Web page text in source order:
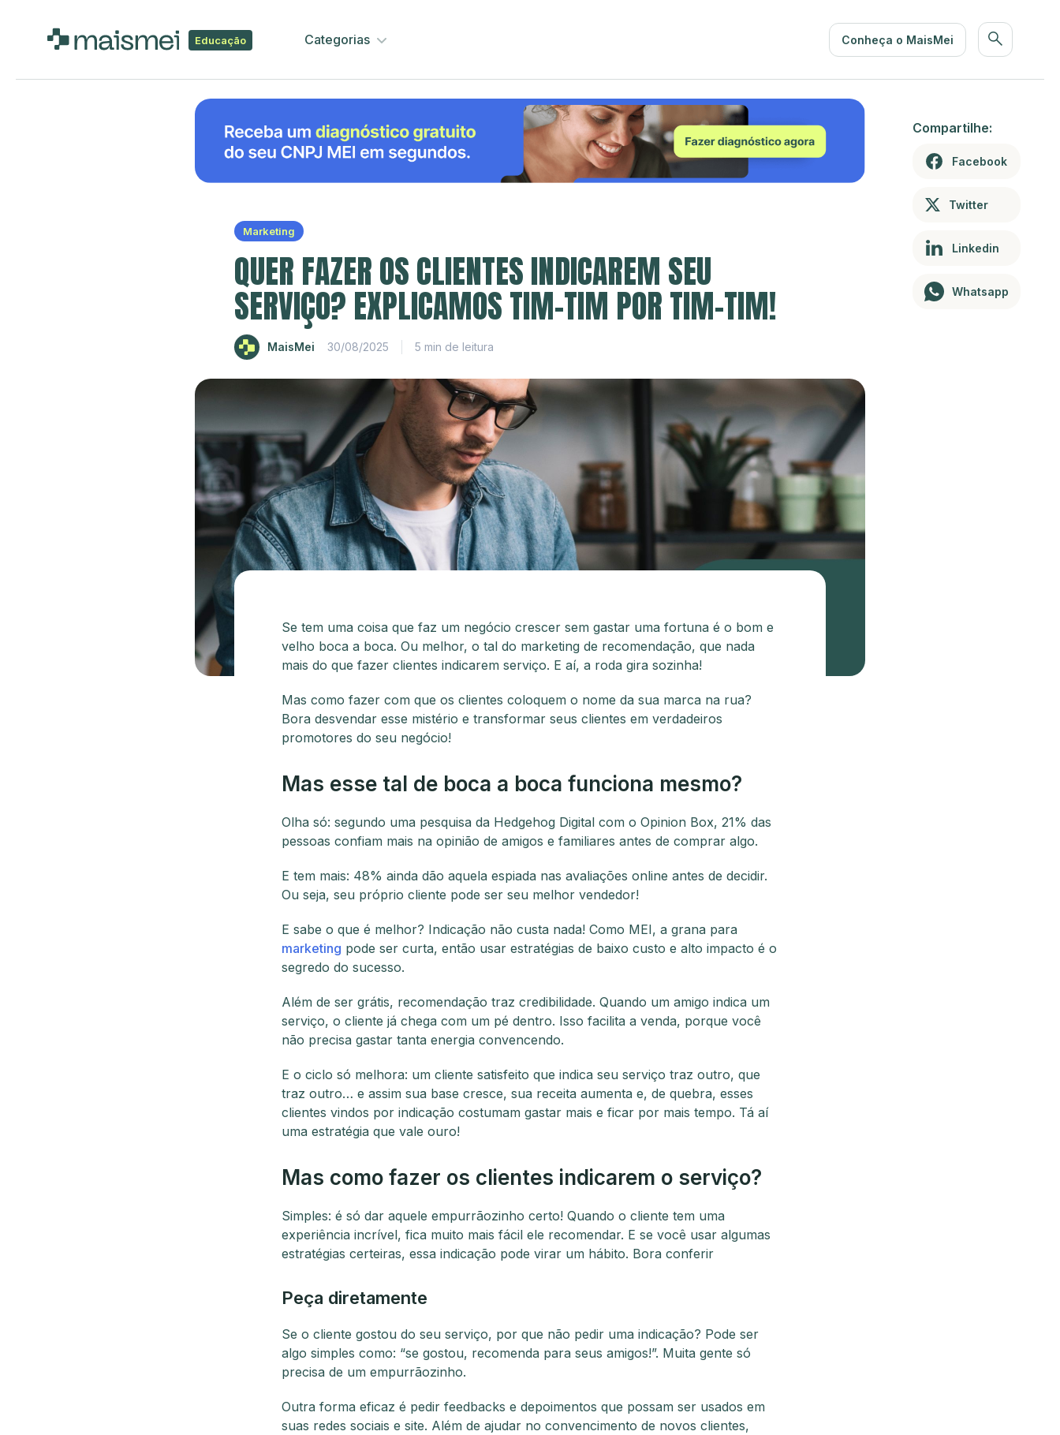
Educação Categorias Conheça o MaisMei
Marketing
QUER FAZER OS CLIENTES INDICAREM SEU
SERVIÇO? EXPLICAMOS TIM-TIM POR TIM-TIM!
MaisMei 30/08/2025 5 min de leitura
Se tem uma coisa que faz um negócio crescer sem gastar uma fortuna é o bom e
velho boca a boca. Ou melhor, o tal do marketing de recomendação, que nada
mais do que fazer clientes indicarem serviço. E aí, a roda gira sozinha!
Mas como fazer com que os clientes coloquem o nome da sua marca na rua?
Bora desvendar esse mistério e transformar seus clientes em verdadeiros
promotores do seu negócio!
Mas esse tal de boca a boca funciona mesmo?
Olha só: segundo uma pesquisa da Hedgehog Digital com o Opinion Box, 21% das
pessoas confiam mais na opinião de amigos e familiares antes de comprar algo.
E tem mais: 48% ainda dão aquela espiada nas avaliações online antes de decidir.
Ou seja, seu próprio cliente pode ser seu melhor vendedor!
E sabe o que é melhor? Indicação não custa nada! Como MEI, a grana para
marketing pode ser curta, então usar estratégias de baixo custo e alto impacto é o
segredo do sucesso.
Além de ser grátis, recomendação traz credibilidade. Quando um amigo indica um
serviço, o cliente já chega com um pé dentro. Isso facilita a venda, porque você
não precisa gastar tanta energia convencendo.
E o ciclo só melhora: um cliente satisfeito que indica seu serviço traz outro, que
traz outro… e assim sua base cresce, sua receita aumenta e, de quebra, esses
clientes vindos por indicação costumam gastar mais e ficar por mais tempo. Tá aí
uma estratégia que vale ouro!
Mas como fazer os clientes indicarem o serviço?
Simples: é só dar aquele empurrãozinho certo! Quando o cliente tem uma
experiência incrível, fica muito mais fácil ele recomendar. E se você usar algumas
estratégias certeiras, essa indicação pode virar um hábito. Bora conferir
Peça diretamente
Se o cliente gostou do seu serviço, por que não pedir uma indicação? Pode ser
algo simples como: “se gostou, recomenda para seus amigos!”. Muita gente só
precisa de um empurrãozinho.
Outra forma eficaz é pedir feedbacks e depoimentos que possam ser usados em
suas redes sociais e site. Além de ajudar no convencimento de novos clientes,
Compartilhe:
Facebook
Twitter
Linkedin
Whatsapp